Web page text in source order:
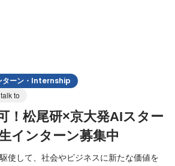
ターン・Internship
to
！松尾研×京大発AIスター
インターン募集中